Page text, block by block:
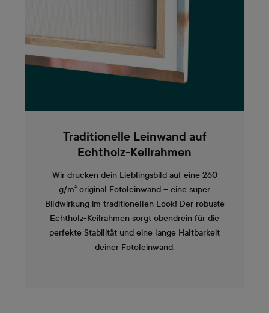
Traditionelle Leinwand auf
Echtholz-Keilrahmen
Wir drucken dein Lieblingsbild auf eine 260
g/m² original Fotoleinwand – eine super
Bildwirkung im traditionellen Look! Der robuste
Echtholz-Keilrahmen sorgt obendrein für die
perfekte Stabilität und eine lange Haltbarkeit
deiner Fotoleinwand.